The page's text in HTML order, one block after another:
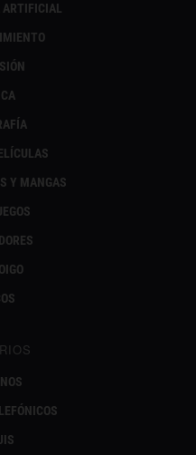
ARTIFICIAL
Y MANGAS